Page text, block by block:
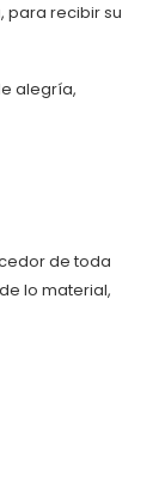
para recibir su
alegría,
de toda
lo material,